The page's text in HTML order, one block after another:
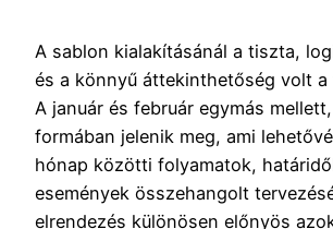
A sablon kialakításánál a tiszta,
és a könnyű áttekinthetőség volt
A január és február egymás
formában jelenik meg, ami
hónap közötti folyamatok,
események összehangolt
elrendezés különösen előnyös